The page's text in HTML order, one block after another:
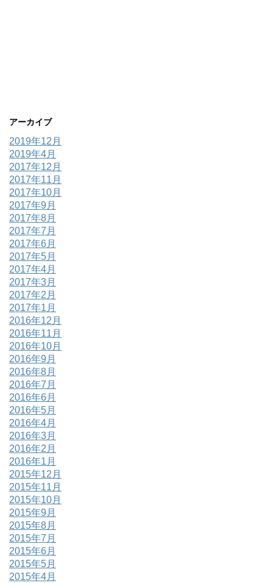
アーカイブ
2019年12月
2019年4月
2017年12月
2017年11月
2017年10月
2017年9月
2017年8月
2017年7月
2017年6月
2017年5月
2017年4月
2017年3月
2017年2月
2017年1月
2016年12月
2016年11月
2016年10月
2016年9月
2016年8月
2016年7月
2016年6月
2016年5月
2016年4月
2016年3月
2016年2月
2016年1月
2015年12月
2015年11月
2015年10月
2015年9月
2015年8月
2015年7月
2015年6月
2015年5月
2015年4月